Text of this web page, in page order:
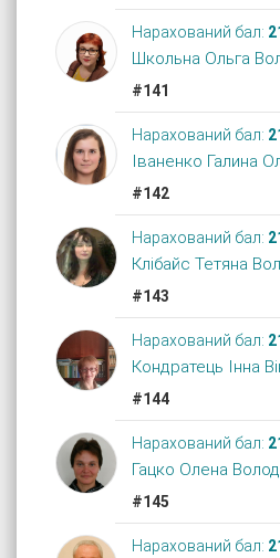
Нарахований бал:
Школьна Ольга
#141
Нарахований бал:
Іваненко Галина
#142
Нарахований бал:
Клібайс Тетяна
#143
Нарахований бал:
Кондратець Інна
#144
Нарахований бал:
Гацко Олена
#145
Нарахований бал: